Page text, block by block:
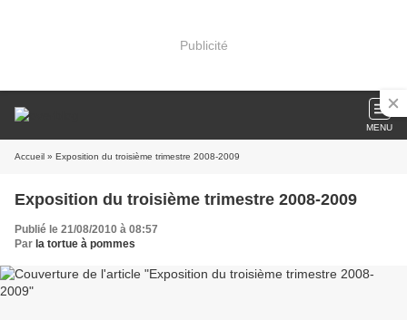
Publicité
MENU
Accueil » Exposition du troisième trimestre 2008-2009
Exposition du troisième trimestre 2008-2009
Publié le 21/08/2010 à 08:57
Par la tortue à pommes